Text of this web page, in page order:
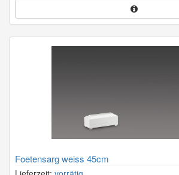
Foetensarg weiss 45cm